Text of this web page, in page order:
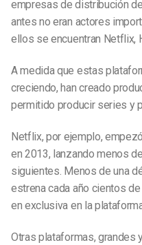
empresas de distribución
antes no eran actores
ellos se encuentran Netflix,
A medida que estas
creciendo, han creado
permitido producir series y
Netflix, por ejemplo,
en 2013, lanzando menos
siguientes. Menos de una
estrena cada año cientos
en exclusiva en la
Otras plataformas, grandes